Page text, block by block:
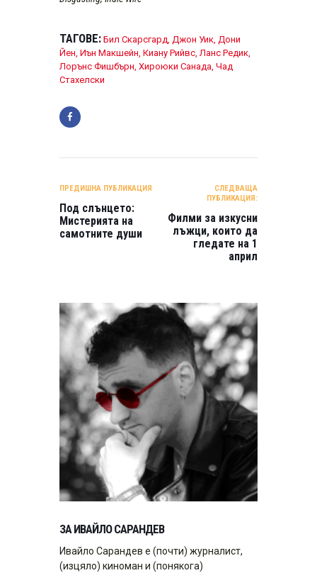
ТАГОВЕ: Бил Скарсгард, Джон Уик, Дони
Йен, Иън Макшейн, Киану Рийвс,Ланс Редик,
Лорънс Фишбърн, Хироюки Санада, Чад
Стахелски
ПРЕДИШНА ПУБЛИКАЦИЯ
Под слънцето:
Мистерията на
самотните души
СЛЕДВАЩА
ПУБЛИКАЦИЯ:
Филми за изкусни
лъжци, които да
гледате на 1
април
ЗА ИВАЙЛО САРАНДЕВ
Ивайло Сарандев е (почти) журналист,
(изцяло) киноман и (понякога)